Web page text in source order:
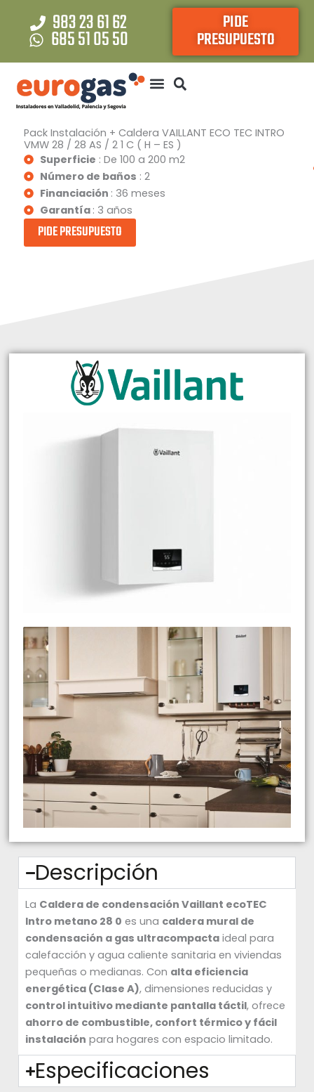
contenido
983 23 61 62
685 51 05 50
PIDE
PRESUPUESTO
Pack Instalación + Caldera VAILLANT ECO TEC INTRO
VMW 28 / 28 AS / 2 1 C ( H – ES )
Superficie : De 100 a 200 m2
Número de baños : 2
Financiación : 36 meses
Garantía : 3 años
PIDE PRESUPUESTO
Descripción
La Caldera de condensación Vaillant ecoTEC
Intro metano 28 0 es una caldera mural de
condensación a gas ultracompacta ideal para
calefacción y agua caliente sanitaria en viviendas
pequeñas o medianas. Con alta eficiencia
energética (Clase A), dimensiones reducidas y
control intuitivo mediante pantalla táctil, ofrece
ahorro de combustible, confort térmico y fácil
instalación para hogares con espacio limitado.
Especificaciones